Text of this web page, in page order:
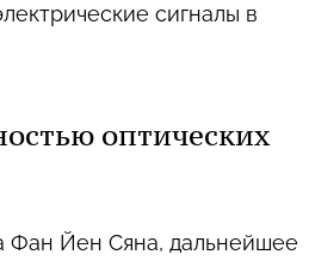
сигналы в
оптических
Фан Йен Сяна, дальнейшее